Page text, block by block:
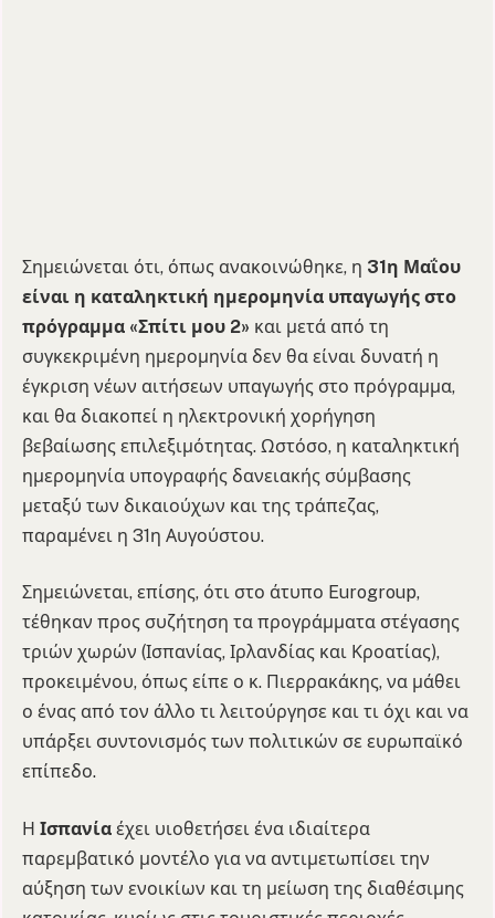
Σημειώνεται ότι, όπως ανακοινώθηκε, η 31η Μαΐου
είναι η καταληκτική ημερομηνία υπαγωγής στο
πρόγραμμα «Σπίτι μου 2» και μετά από τη
συγκεκριμένη ημερομηνία δεν θα είναι δυνατή η
έγκριση νέων αιτήσεων υπαγωγής στο πρόγραμμα,
και θα διακοπεί η ηλεκτρονική χορήγηση
βεβαίωσης επιλεξιμότητας. Ωστόσο, η καταληκτική
ημερομηνία υπογραφής δανειακής σύμβασης
μεταξύ των δικαιούχων και της τράπεζας,
παραμένει η 31η Αυγούστου.
Σημειώνεται, επίσης, ότι στο άτυπο Eurogroup,
τέθηκαν προς συζήτηση τα προγράμματα στέγασης
τριών χωρών (Ισπανίας, Ιρλανδίας και Κροατίας),
προκειμένου, όπως είπε ο κ. Πιερρακάκης, να μάθει
ο ένας από τον άλλο τι λειτούργησε και τι όχι και να
υπάρξει συντονισμός των πολιτικών σε ευρωπαϊκό
επίπεδο.
Η Ισπανία έχει υιοθετήσει ένα ιδιαίτερα
παρεμβατικό μοντέλο για να αντιμετωπίσει την
αύξηση των ενοικίων και τη μείωση της διαθέσιμης